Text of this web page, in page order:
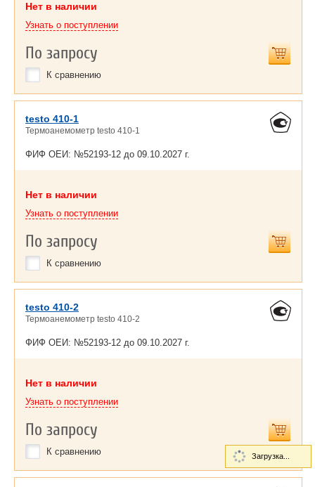
Нет в наличии
Узнать о поступлении
По запросу
К сравнению
testo 410-1
Термоанемометр testo 410-1
ФИФ ОЕИ: №52193-12 до 09.10.2027 г.
Нет в наличии
Узнать о поступлении
По запросу
К сравнению
testo 410-2
Термоанемометр testo 410-2
ФИФ ОЕИ: №52193-12 до 09.10.2027 г.
Нет в наличии
Узнать о поступлении
По запросу
К сравнению Загрузка...